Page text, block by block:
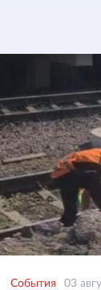
События 03